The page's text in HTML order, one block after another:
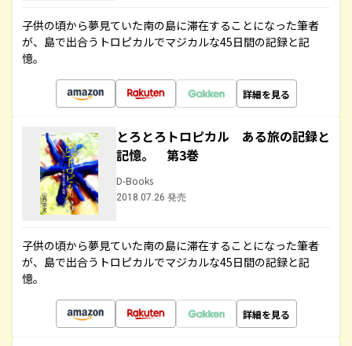
子供の頃から夢見ていた南の島に滞在することになった筆者
が、島で出合うトロピカルでマジカルな45日間の記録と記
憶。
詳細を見る
とろとろトロピカル ある旅の記録と
記憶。 第3巻
D-Books
2018.07.26 発売
子供の頃から夢見ていた南の島に滞在することになった筆者
が、島で出合うトロピカルでマジカルな45日間の記録と記
憶。
詳細を見る